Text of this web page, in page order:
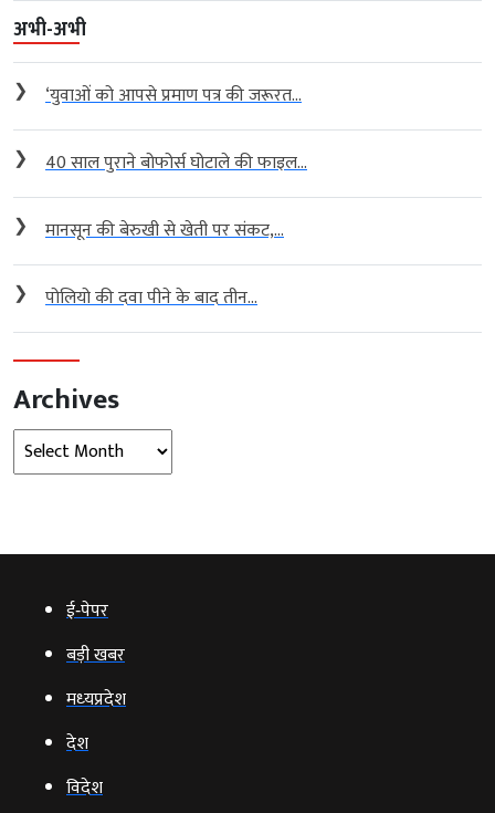
अभी-अभी
❯ ‘युवाओं को आपसे प्रमाण पत्र की जरूरत...
❯ 40 साल पुराने बोफोर्स घोटाले की फाइल...
❯ मानसून की बेरुखी से खेती पर संकट,...
❯ पोलियो की दवा पीने के बाद तीन...
Archives
Archives
ई‑पेपर
बड़ी खबर
मध्‍यप्रदेश
देश
विदेश